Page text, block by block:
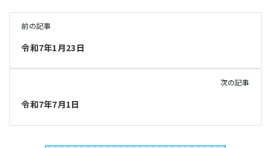
前の記事
令和7年1月23日
次の記事
令和7年7月1日